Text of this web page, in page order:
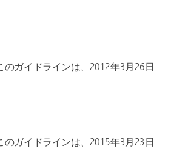
のガイドラインは、2012年3月26日
のガイドラインは、2015年3月23日